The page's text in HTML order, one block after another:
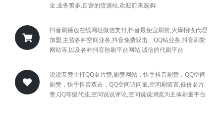
全,业务繁多,自营的货源站,欢迎前来选购!
抖音刷播放在线网址微信支付,抖音最便宜刷赞,火爆招收代理
加盟,主营各种空间业务,抖音免费双击、QQ钻业务,抖音刷赞
网站等,以及各种抖音秒刷平台网站,诚信的代刷平台
说说互赞主打QQ名片赞,刷赞网站，快手抖音刷赞，QQ空间
刷赞，快手抖音双击，QQ空间访问量,空间刷留言,低价名片
赞,QQ等级代挂,空间说说评论,空间说说浏览为主体刷量平台